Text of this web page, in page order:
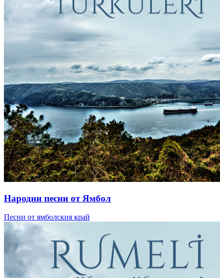
Народни песни от Ямбол
Песни от ямболския край